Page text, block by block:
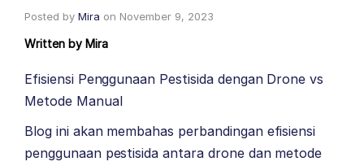
Posted by Mira on November 9, 2023
Written by Mira
Efisiensi Penggunaan Pestisida dengan Drone vs
Metode Manual
Blog ini akan membahas perbandingan efisiensi
penggunaan pestisida antara drone dan metode